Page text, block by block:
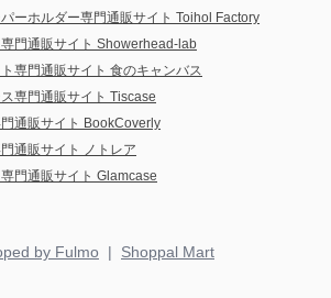
ーホルダー専門通販サイト Toihol Factory
門通販サイト Showerhead-lab
専門通販サイト 食のキャンバス
専門通販サイト Tiscase
通販サイト BookCoverly
通販サイト ノトレア
門通販サイト Glamcase
by Fulmo | Shoppal Mart